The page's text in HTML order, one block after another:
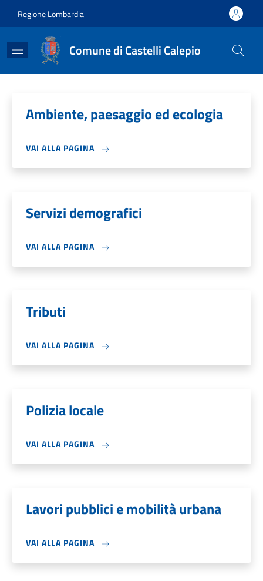
Regione Lombardia
Comune di Castelli Calepio
Ambiente, paesaggio ed ecologia
VAI ALLA PAGINA
Servizi demografici
VAI ALLA PAGINA
Tributi
VAI ALLA PAGINA
Polizia locale
VAI ALLA PAGINA
Lavori pubblici e mobilità urbana
VAI ALLA PAGINA